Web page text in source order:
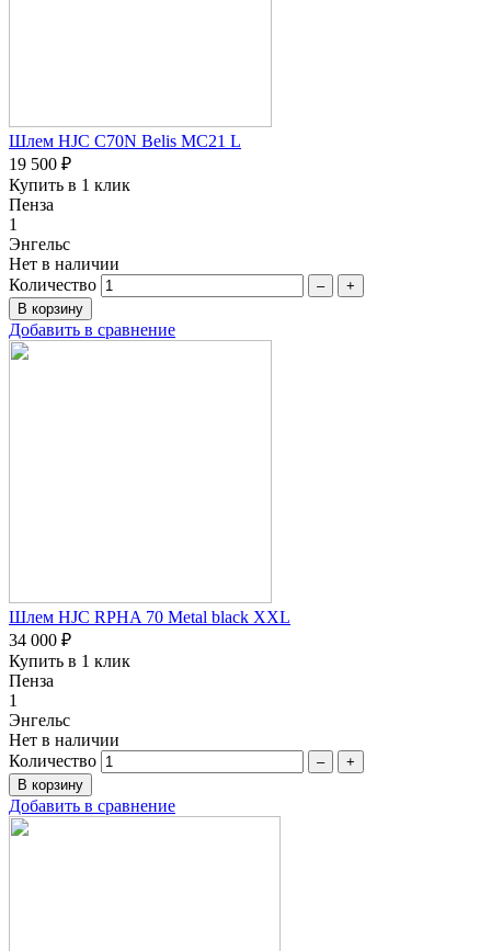
Шлем HJC C70N Belis MC21 L
19 500 ₽
Купить в 1 клик
Пенза
1
Энгельс
Нет в наличии
Количество
– +
Добавить в сравнение
Шлем HJC RPHA 70 Metal black XXL
34 000 ₽
Купить в 1 клик
Пенза
1
Энгельс
Нет в наличии
Количество
– +
Добавить в сравнение